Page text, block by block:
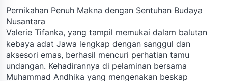
Pernikahan Penuh Makna dengan Sentuhan Budaya
Nusantara
Valerie Tifanka, yang tampil memukai dalam balutan
kebaya adat Jawa lengkap dengan sanggul dan
aksesori emas, berhasil mencuri perhatian tamu
undangan. Kehadirannya di pelaminan bersama
Muhammad Andhika yang mengenakan beskap